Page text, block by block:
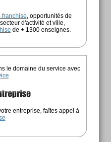
franchise, opportunités de
d'activité et ville,
de + 1300 enseignes.
le domaine du service avec
entreprise, faîtes appel à